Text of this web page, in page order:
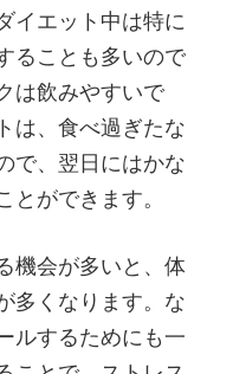
イエット中は特に
ることも多いので
は飲みやすいで
は、食べ過ぎたな
で、翌日にはかな
とができます。
機会が多いと、体
多くなります。な
ルするためにも一